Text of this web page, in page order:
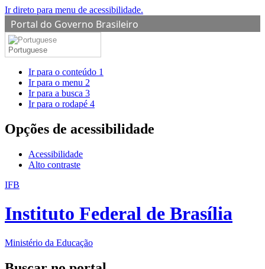
Ir direto para menu de acessibilidade.
Portal do Governo Brasileiro
Portuguese
Ir para o conteúdo 1
Ir para o menu 2
Ir para a busca 3
Ir para o rodapé 4
Opções de acessibilidade
Acessibilidade
Alto contraste
IFB
Instituto Federal de Brasília
Ministério da Educação